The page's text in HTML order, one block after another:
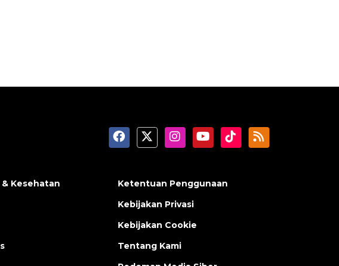
Kesehatan
Ketentuan Penggunaan
Kebijakan Privasi
Kebijakan Cookie
Tentang Kami